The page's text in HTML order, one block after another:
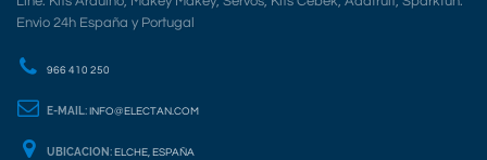
Envio 24h España y Portugal
966 410 250
E-MAIL: INFO@ELECTAN.COM
UBICACION: ELCHE, ESPAÑA